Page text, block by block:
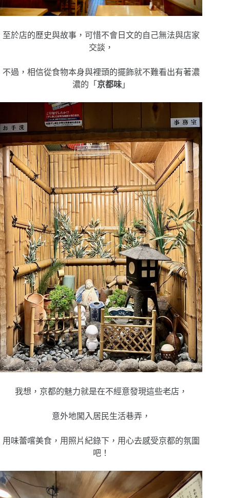
至於店的歷史與故事，可惜不會日文的自己無法與店家
交談，
不過，相信從食物本身與裡頭的擺飾就不難看出有著濃
濃的「 京都味 」
我想，京都的魅力就是在不經意發現這些老店，
意外地闖入居民生活巷弄，
用味蕾嚐美食，用照片紀錄下，用心去感受京都的氛圍
吧！